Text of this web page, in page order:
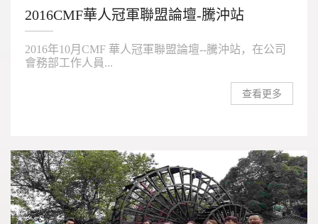
2016CMF華人冠軍聯盟論壇-騰沖站
2016年10月CMF 華人冠軍聯盟論壇--騰沖站，在公司
會務部工作人員...
查看更多